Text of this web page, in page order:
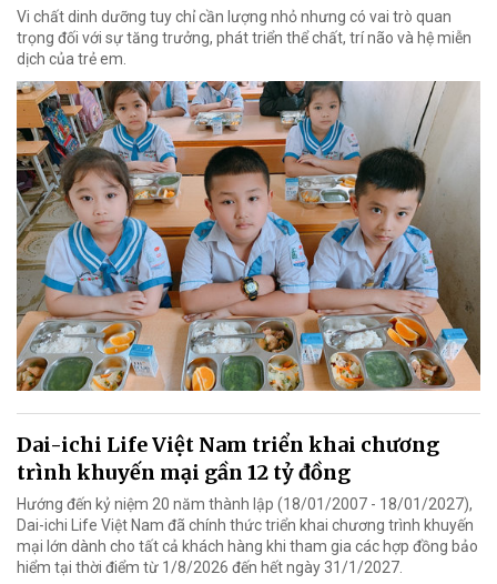
Vi chất dinh dưỡng tuy chỉ cần lượng nhỏ nhưng có vai trò quan
trọng đối với sự tăng trưởng, phát triển thể chất, trí não và hệ miễn
dịch của trẻ em.
Dai-ichi Life Việt Nam triển khai chương
trình khuyến mại gần 12 tỷ đồng
Hướng đến kỷ niệm 20 năm thành lập (18/01/2007 - 18/01/2027),
Dai-ichi Life Việt Nam đã chính thức triển khai chương trình khuyến
mại lớn dành cho tất cả khách hàng khi tham gia các hợp đồng bảo
hiểm tại thời điểm từ 1/8/2026 đến hết ngày 31/1/2027.